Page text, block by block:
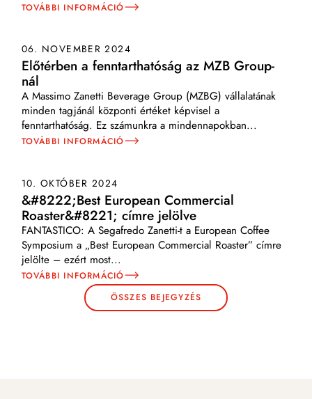
TOVÁBBI INFORMÁCIÓ
06. NOVEMBER 2024
Előtérben a fenntarthatóság az MZB Group-
nál
A Massimo Zanetti Beverage Group (MZBG) vállalatának
minden tagjánál központi értéket képvisel a
fenntarthatóság. Ez számunkra a mindennapokban...
TOVÁBBI INFORMÁCIÓ
10. OKTÓBER 2024
&#8222;Best European Commercial
Roaster&#8221; címre jelölve
FANTASTICO: A Segafredo Zanetti-t a European Coffee
Symposium a „Best European Commercial Roaster” címre
jelölte – ezért most...
TOVÁBBI INFORMÁCIÓ
ÖSSZES BEJEGYZÉS